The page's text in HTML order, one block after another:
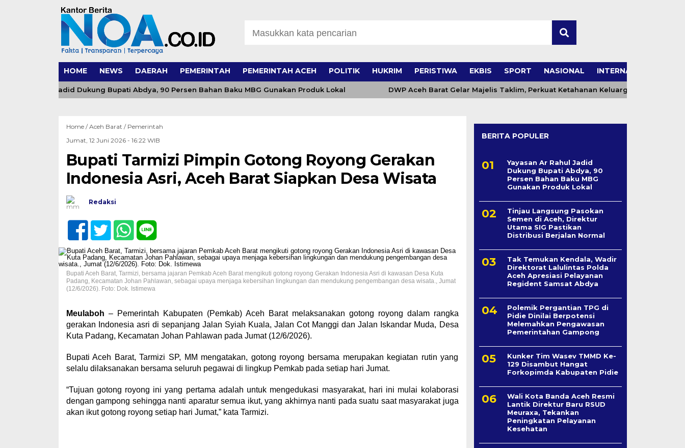
HOME NEWS DAERAH PEMERINTAH PEMERINTAH ACEH POLITIK HUKRIM PERISTIWA EKBIS SPORT NASIONAL INTERNASIONAL
Ar Rahul Jadid Dukung Bupati Abdya, 90 Persen Bahan Baku MBG Gunakan Produk Lokal DWP Aceh Barat Gelar Majelis Taklim, Perkuat Ketahanan Keluarga dan Generasi
Home /Aceh Barat / Pemerintah
Jumat, 12 Juni 2026 - 16:22 WIB
Bupati Tarmizi Pimpin Gotong Royong Gerakan
Indonesia Asri, Aceh Barat Siapkan Desa Wisata
Redaksi
Bupati Aceh Barat, Tarmizi, bersama jajaran Pemkab Aceh Barat mengikuti gotong royong Gerakan Indonesia Asri di kawasan Desa Kuta
Padang, Kecamatan Johan Pahlawan, sebagai upaya menjaga kebersihan lingkungan dan mendukung pengembangan desa wisata., Jumat
(12/6/2026). Foto: Dok. Istimewa
Meulaboh – Pemerintah Kabupaten (Pemkab) Aceh Barat melaksanakan gotong royong dalam rangka
gerakan Indonesia asri di sepanjang Jalan Syiah Kuala, Jalan Cot Manggi dan Jalan Iskandar Muda, Desa
Kuta Padang, Kecamatan Johan Pahlawan pada Jumat (12/6/2026).
Bupati Aceh Barat, Tarmizi SP, MM mengatakan, gotong royong bersama merupakan kegiatan rutin yang
selalu dilaksanakan bersama seluruh pegawai di lingkup Pemkab pada setiap hari Jumat.
“Tujuan gotong royong ini yang pertama adalah untuk mengedukasi masyarakat, hari ini mulai kolaborasi
dengan gampong sehingga nanti aparatur semua ikut, yang akhirnya nanti pada suatu saat masyarakat juga
akan ikut gotong royong setiap hari Jumat,” kata Tarmizi.
BERITA POPULER
Yayasan Ar Rahul Jadid
Dukung Bupati Abdya, 90
Persen Bahan Baku MBG
Gunakan Produk Lokal
Tinjau Langsung Pasokan
Semen di Aceh, Direktur
Utama SIG Pastikan
Distribusi Berjalan Normal
Tak Temukan Kendala, Wadir
Direktorat Lalulintas Polda
Aceh Apresiasi Pelayanan
Regident Samsat Abdya
Polemik Pergantian TPG di
Pidie Dinilai Berpotensi
Melemahkan Pengawasan
Pemerintahan Gampong
Kunker Tim Wasev TMMD Ke-
129 Disambut Hangat
Forkopimda Kabupaten Pidie
Wali Kota Banda Aceh Resmi
Lantik Direktur Baru RSUD
Meuraxa, Tekankan
Peningkatan Pelayanan
Kesehatan